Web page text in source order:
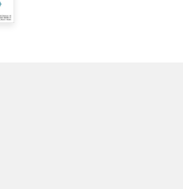
ー
除する